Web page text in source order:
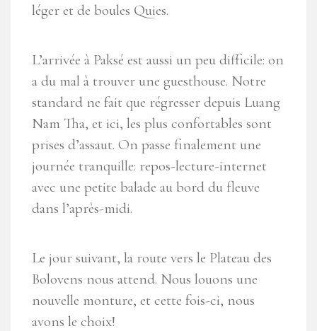
léger et de boules Quies.
L’arrivée à Paksé est aussi un peu difficile: on
a du mal à trouver une guesthouse. Notre
standard ne fait que régresser depuis Luang
Nam Tha, et ici, les plus confortables sont
prises d’assaut. On passe finalement une
journée tranquille: repos-lecture-internet
avec une petite balade au bord du fleuve
dans l’après-midi.
Le jour suivant, la route vers le Plateau des
Bolovens nous attend. Nous louons une
nouvelle monture, et cette fois-ci, nous
avons le choix!